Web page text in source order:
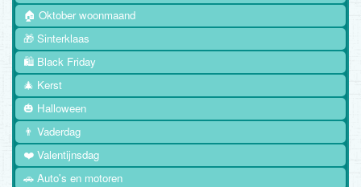
🏠 Oktober woonmaand
🎁 Sinterklaas
🛍️ Black Friday
🎄 Kerst
🎃 Halloween
👨 Vaderdag
❤️ Valentijnsdag
🚗 Auto's en motoren